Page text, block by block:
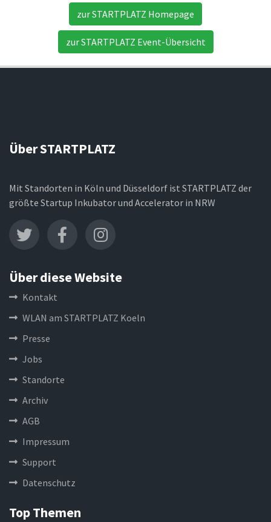
zur STARTPLATZ Homepage
zur STARTPLATZ Event-Übersicht
Über STARTPLATZ
Mit Standorten in Köln und Düsseldorf ist STARTPLATZ der
größte Startup Inkubator und Accelerator in NRW
Über diese Website
Kontakt
WLAN am STARTPLATZ Koeln
Presse
Jobs
Standorte
Archiv
AGB
Impressum
Support
Datenschutz
Top Themen